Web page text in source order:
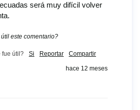
será muy difícil volver
este comentario?
fue útil? Si Reportar Compartir
hace 12 meses